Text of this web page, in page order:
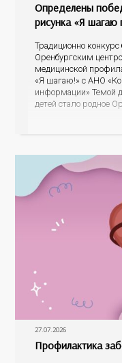
Определены
рисунка «Я
Традиционно
Оренбургским
медицинской
«Я шагаю!» с АНО
информации» Темой
детей стало родное
27.07.2026
Профилактика